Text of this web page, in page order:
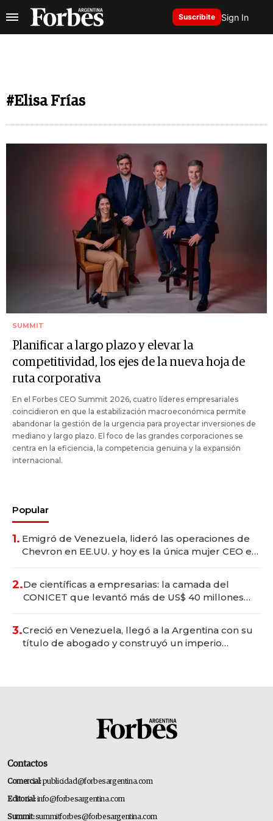
Suscribite Sign In
#Elisa Frías
SUMMIT
Planificar a largo plazo y elevar la
competitividad, los ejes de la nueva hoja de
ruta corporativa
En el Forbes CEO Summit 2026, cuatro líderes empresariales
coincidieron en que la estabilización macroeconómica permite
abandonar la gestión de la urgencia para proyectar inversiones de
mediano y largo plazo. El foco de las grandes corporaciones se
centra en la eficiencia, la competencia genuina y la expansión
internacional.
Popular
1. Emigró de Venezuela, lideró las operaciones de
Chevron en EE.UU. y hoy es la única mujer CEO en
2.De científicas a empresarias: la camada del
CONICET que levantó más de US$ 40 millones
3.Creció en Venezuela, llegó a la Argentina con su
título de abogado y construyó un imperio
Contactos
Comercial:publicidad@forbesargentina.com
Editorial:info@forbesargentina.com
Summit:summitforbes@forbesargentina.com